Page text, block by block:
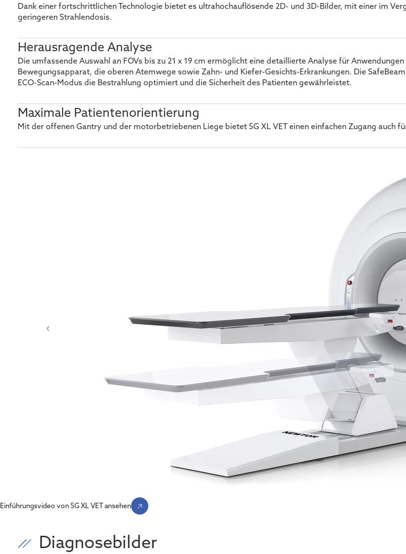
Dank einer fortschrittlichen Technologie bietet es ultrahochauflösende 2D- und 3D-Bilder, mit einer im
geringeren Strahlendosis.
Herausragende Analyse
Die umfassende Auswahl an FOVs bis zu 21 x 19 cm ermöglicht eine detaillierte Analyse für
Bewegungsapparat, die oberen Atemwege sowie Zahn- und Kiefer-Gesichts-Erkrankungen. Die
ECO-Scan-Modus die Bestrahlung optimiert und die Sicherheit des Patienten gewährleistet.
Maximale Patientenorientierung
Mit der offenen Gantry und der motorbetriebenen Liege bietet 5G XL VET einen einfachen Zugang auch
Einführungsvideo von 5G XL VET ansehen
Diagnosebilder